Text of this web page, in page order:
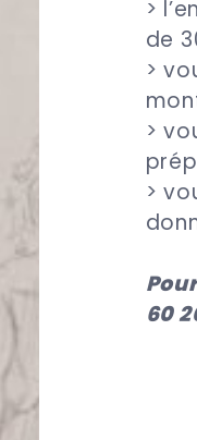
>
de
>
>
>
60